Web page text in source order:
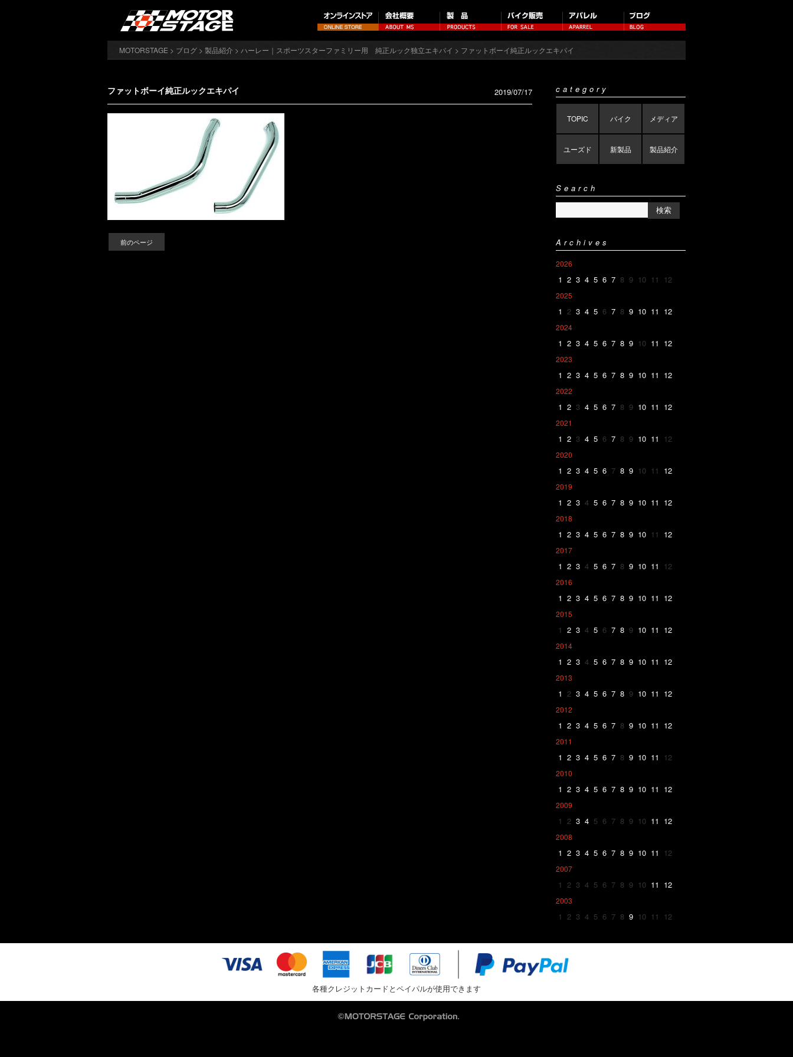
MOTORSTAGE > ブログ > 製品紹介 > ハーレー｜スポーツスターファミリー用 純正ルック独立エキパイ > ファットボーイ純正ルックエキパイ
ファットボーイ純正ルックエキパイ 2019/07/17
前のページ
category
TOPIC バイク メディア
ユーズド 新製品 製品紹介
Search
Archives
2026
1 2 3 4 5 6 7 8 9 10 11 12
2025
1 2 3 4 5 6 7 8 9 10 11 12
2024
1 2 3 4 5 6 7 8 9 10 11 12
2023
1 2 3 4 5 6 7 8 9 10 11 12
2022
1 2 3 4 5 6 7 8 9 10 11 12
2021
1 2 3 4 5 6 7 8 9 10 11 12
2020
1 2 3 4 5 6 7 8 9 10 11 12
2019
1 2 3 4 5 6 7 8 9 10 11 12
2018
1 2 3 4 5 6 7 8 9 10 11 12
2017
1 2 3 4 5 6 7 8 9 10 11 12
2016
1 2 3 4 5 6 7 8 9 10 11 12
2015
1 2 3 4 5 6 7 8 9 10 11 12
2014
1 2 3 4 5 6 7 8 9 10 11 12
2013
1 2 3 4 5 6 7 8 9 10 11 12
2012
1 2 3 4 5 6 7 8 9 10 11 12
2011
1 2 3 4 5 6 7 8 9 10 11 12
2010
1 2 3 4 5 6 7 8 9 10 11 12
2009
1 2 3 4 5 6 7 8 9 10 11 12
2008
1 2 3 4 5 6 7 8 9 10 11 12
2007
1 2 3 4 5 6 7 8 9 10 11 12
2003
1 2 3 4 5 6 7 8 9 10 11 12
各種クレジットカードとペイパルが使用できます